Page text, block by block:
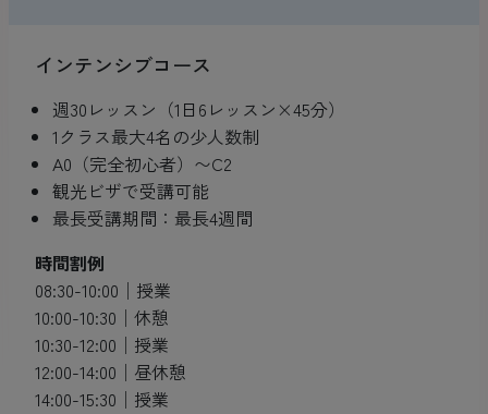
インテンシブコース
週30レッスン（1日6レッスン×45分）
1クラス最大4名の少人数制
A0（完全初心者）〜C2
観光ビザで受講可能
最長受講期間：最長4週間
時間割例
08:30-10:00│授業
10:00-10:30│休憩
10:30-12:00│授業
12:00-14:00│昼休憩
14:00-15:30│授業